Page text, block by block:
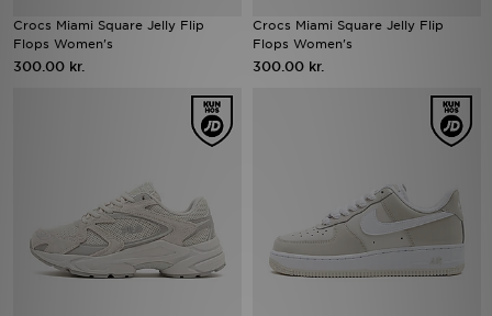
Crocs Miami Square Jelly Flip
Flops Women's
300.00 kr.
Crocs Miami Square Jelly Flip
Flops Women's
300.00 kr.